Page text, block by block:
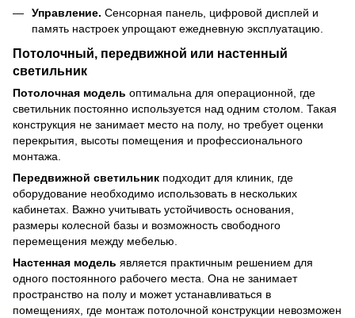
Управление. Сенсорная панель, цифровой дисплей и
память настроек упрощают ежедневную эксплуатацию.
Потолочный, передвижной или настенный
светильник
Потолочная модель оптимальна для операционной, где
светильник постоянно используется над одним столом. Такая
конструкция не занимает место на полу, но требует оценки
перекрытия, высоты помещения и профессионального
монтажа.
Передвижной светильник подходит для клиник, где
оборудование необходимо использовать в нескольких
кабинетах. Важно учитывать устойчивость основания,
размеры колесной базы и возможность свободного
перемещения между мебелью.
Настенная модель является практичным решением для
одного постоянного рабочего места. Она не занимает
пространство на полу и может устанавливаться в
помещениях, где монтаж потолочной конструкции невозможен